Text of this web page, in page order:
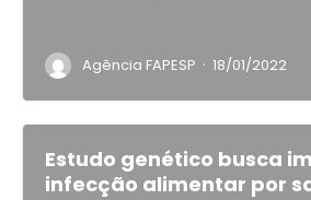
Agência FAPESP · 18/01/2022
Estudo genético busca
infecção alimentar por